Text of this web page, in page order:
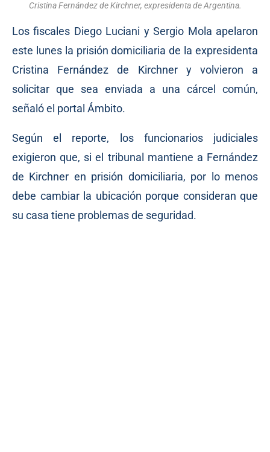
Cristina Fernández de Kirchner, expresidenta de Argentina.
Los fiscales Diego Luciani y Sergio Mola apelaron
este lunes la prisión domiciliaria de la expresidenta
Cristina Fernández de Kirchner y volvieron a
solicitar que sea enviada a una cárcel común,
señaló el portal Ámbito.
Según el reporte, los funcionarios judiciales
exigieron que, si el tribunal mantiene a Fernández
de Kirchner en prisión domiciliaria, por lo menos
debe cambiar la ubicación porque consideran que
su casa tiene problemas de seguridad.